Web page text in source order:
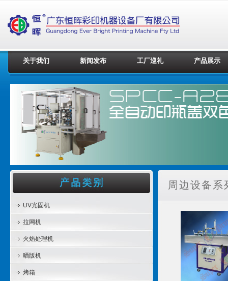
关于我们 新闻发布 工厂巡礼 产品展示
UV光固机
拉网机
火焰处理机
晒版机
烤箱
周边设备